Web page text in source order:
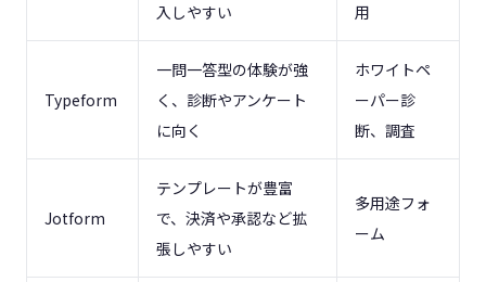
入しやすい
用
Typeform
一問一答型の体験が強
く、診断やアンケート
に向く
ホワイトペ
ーパー診
断、調査
Jotform
テンプレートが豊富
で、決済や承認など拡
張しやすい
多用途フォ
ーム